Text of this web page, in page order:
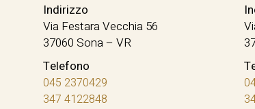
Indirizzo
Via Festara Vecchia 56
37060 Sona – VR
Telefono
045 2370429
347 4122848